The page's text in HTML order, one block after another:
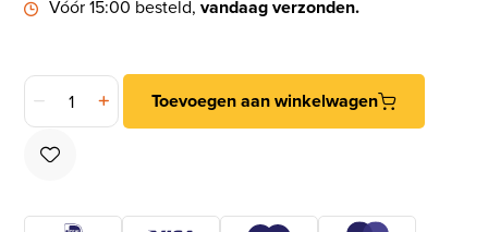
Vóór 15:00 besteld,vandaag verzonden.
Magneet smal loopslot Met zwarte Rechte voorplaat aantal
Toevoegen aan winkelwagen